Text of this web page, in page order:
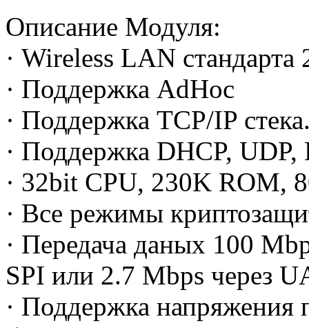
Описание Модуля:
· Wireless LAN
· Поддержка AdHoc
· Поддержка TCP/IP
· Поддержка DHCP,
· 32bit CPU, 230K ROM,
· Все режимы
· Передача даных 100
SPI или 2.7 Mbps через
· Поддержка